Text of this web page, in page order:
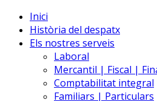
Inici
Història del despatx
Els nostres serveis
Laboral
Mercantil | Fiscal |
Comptabilitat integral
Familiars | Particulars